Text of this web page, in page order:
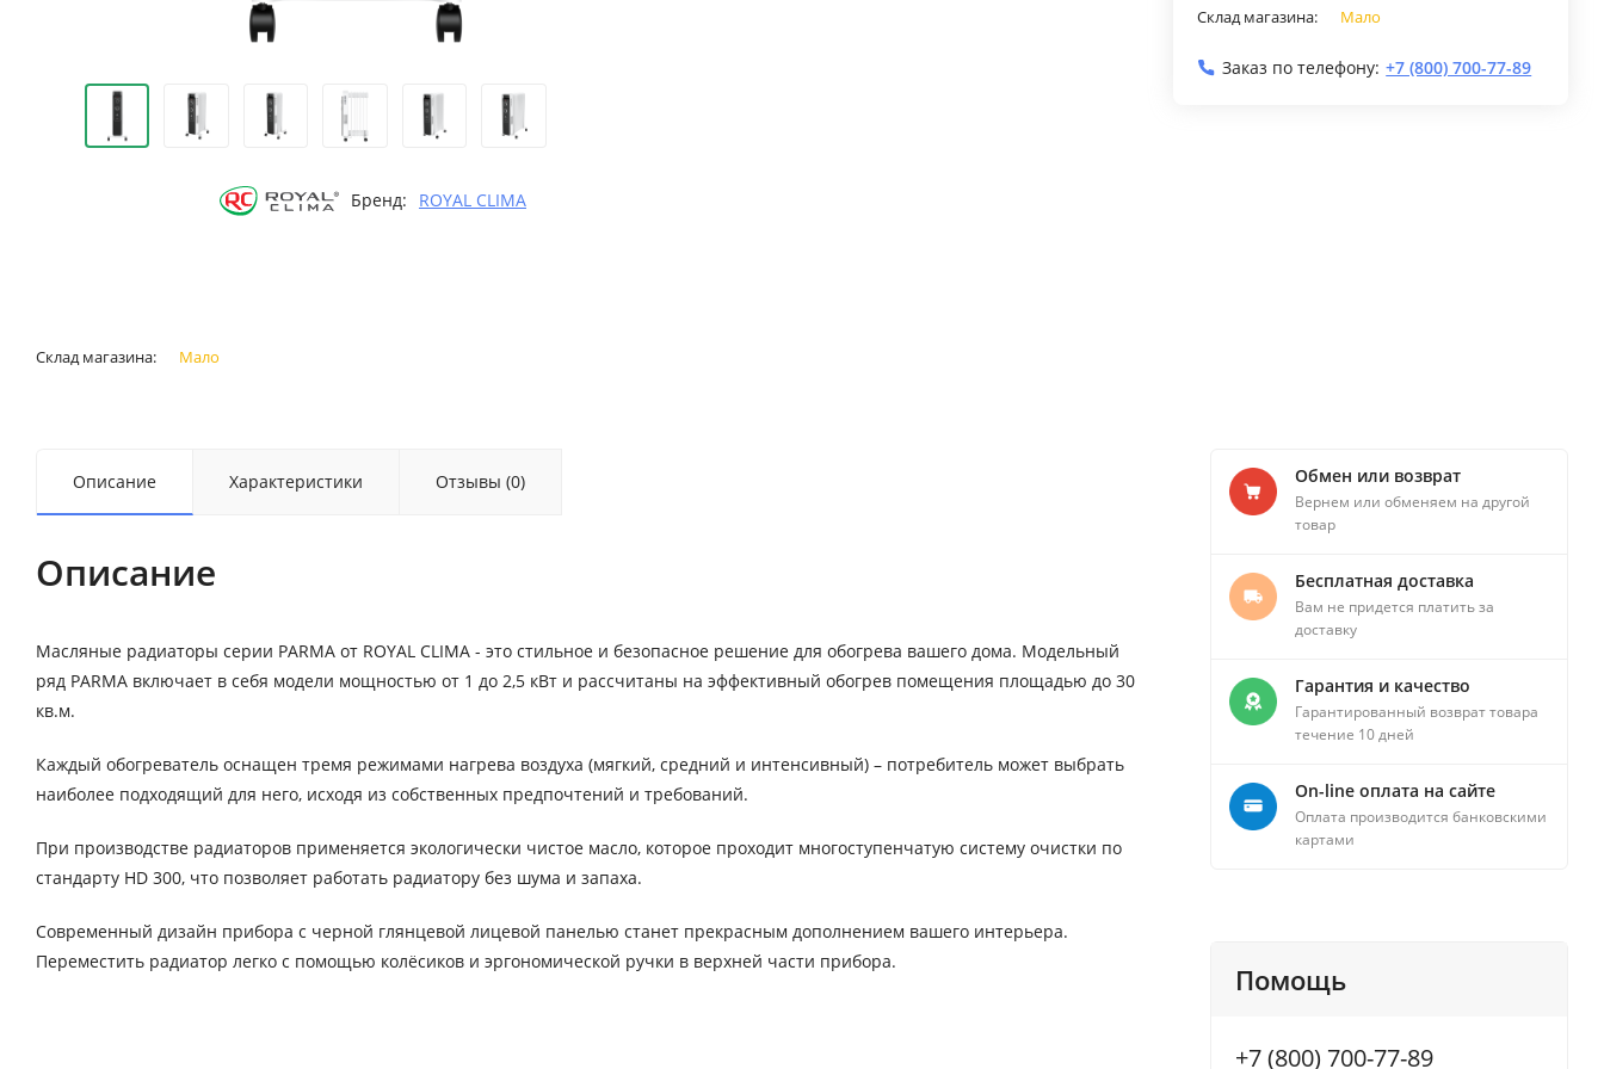
Бренд: ROYAL CLIMA
Склад магазина: Мало
Заказ по телефону: +7 (800) 700-77-89
Склад магазина: Мало
Описание Характеристики Отзывы (0)
Описание
Масляные радиаторы серии PARMA от ROYAL CLIMA - это стильное и безопасное решение для обогрева вашего дома. Модельный
ряд PARMA включает в себя модели мощностью от 1 до 2,5 кВт и рассчитаны на эффективный обогрев помещения площадью до 30
кв.м.
Каждый обогреватель оснащен тремя режимами нагрева воздуха (мягкий, средний и интенсивный) – потребитель может выбрать
наиболее подходящий для него, исходя из собственных предпочтений и требований.
При производстве радиаторов применяется экологически чистое масло, которое проходит многоступенчатую систему очистки по
стандарту HD 300, что позволяет работать радиатору без шума и запаха.
Современный дизайн прибора с черной глянцевой лицевой панелью станет прекрасным дополнением вашего интерьера.
Переместить радиатор легко с помощью колёсиков и эргономической ручки в верхней части прибора.
Обмен или возврат
Вернем или обменяем на другой
товар
Бесплатная доставка
Вам не придется платить за
доставку
Гарантия и качество
Гарантированный возврат товара
течение 10 дней
On-line оплата на сайте
Оплата производится банковскими
картами
Помощь
+7 (800) 700-77-89